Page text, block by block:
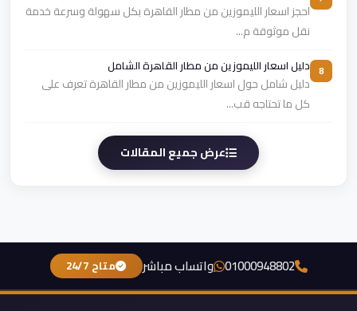
احجز اسعار الليموزين من مطار القاهرة بكل سهولة وسرعة خدمة
نقل موثوقة م...
دليل اسعار الليموزين من مطار القاهرة الشامل
دليل شامل حول اسعار الليموزين من مطار القاهرة تعرف على
كل ما تحتاجه قب...
عرض جميع المقالات
01000948802 واتساب مباشر متاح 24/7